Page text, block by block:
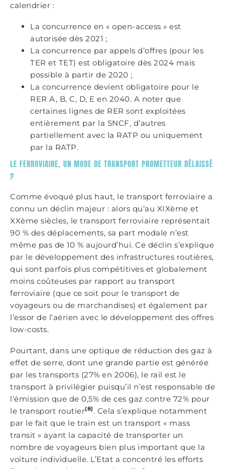
calendrier :
La concurrence en « open-access » est
autorisée dès 2021 ;
La concurrence par appels d’offres (pour les
TER et TET) est obligatoire dès 2024 mais
possible à partir de 2020 ;
La concurrence devient obligatoire pour le
RER A, B, C, D, E en 2040. A noter que
certaines lignes de RER sont exploitées
entièrement par la SNCF, d’autres
partiellement avec la RATP ou uniquement
par la RATP.
LE FERROVIAIRE, UN MODE DE TRANSPORT PROMETTEUR DÉLAISSÉ
?
Comme évoqué plus haut, le transport ferroviaire a
connu un déclin majeur : alors qu’au XIXème et
XXème siècles, le transport ferroviaire représentait
90 % des déplacements, sa part modale n’est
même pas de 10 % aujourd’hui. Ce déclin s’explique
par le développement des infrastructures routières,
qui sont parfois plus compétitives et globalement
moins coûteuses par rapport au transport
ferroviaire (que ce soit pour le transport de
voyageurs ou de marchandises) et également par
l’essor de l’aérien avec le développement des offres
low-costs.
Pourtant, dans une optique de réduction des gaz à
effet de serre, dont une grande partie est générée
par les transports (27% en 2006), le rail est le
transport à privilégier puisqu’il n’est responsable de
l’émission que de 0,5% de ces gaz contre 72% pour
le transport routier(8) . Cela s’explique notamment
par le fait que le train est un transport « mass
transit » ayant la capacité de transporter un
nombre de voyageurs bien plus important que la
voiture individuelle. L’Etat a concentré les efforts